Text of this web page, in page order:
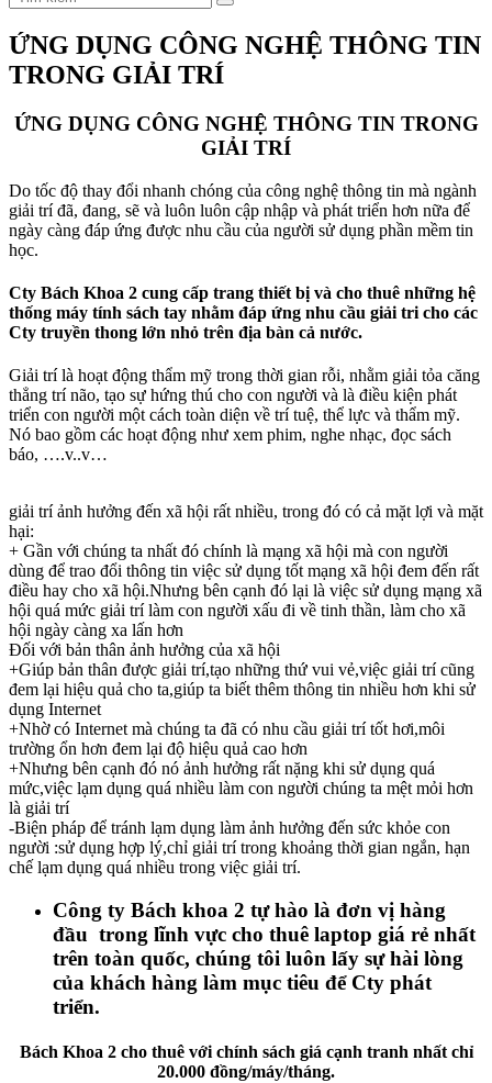
ỨNG DỤNG CÔNG NGHỆ THÔNG TIN
TRONG GIẢI TRÍ
ỨNG DỤNG CÔNG NGHỆ THÔNG TIN TRONG
GIẢI TRÍ
Do tốc độ thay đổi nhanh chóng của công nghệ thông tin mà ngành
giải trí đã, đang, sẽ và luôn luôn cập nhập và phát triển hơn nữa để
ngày càng đáp ứng được nhu cầu của người sử dụng phần mềm tin
học.
Cty Bách Khoa 2 cung cấp trang thiết bị và cho thuê những hệ
thống máy tính sách tay nhằm đáp ứng nhu cầu giải tri cho các
Cty truyền thong lớn nhỏ trên địa bàn cả nước.
Giải trí là hoạt động thẩm mỹ trong thời gian rỗi, nhằm giải tỏa căng
thẳng trí não, tạo sự hứng thú cho con người và là điều kiện phát
triển con người một cách toàn diện về trí tuệ, thể lực và thẩm mỹ.
Nó bao gồm các hoạt động như xem phim, nghe nhạc, đọc sách
báo, ….v..v…
giải trí ảnh hưởng đến xã hội rất nhiều, trong đó có cả mặt lợi và mặt
hại:
+ Gần với chúng ta nhất đó chính là mạng xã hội mà con người
dùng để trao đổi thông tin việc sử dụng tốt mạng xã hội đem đến rất
điều hay cho xã hội.Nhưng bên cạnh đó lại là việc sử dụng mạng xã
hội quá mức giải trí làm con người xấu đi về tinh thần, làm cho xã
hội ngày càng xa lấn hơn
Đối với bản thân ảnh hưởng của xã hội
+Giúp bản thân được giải trí,tạo những thứ vui vẻ,việc giải trí cũng
đem lại hiệu quả cho ta,giúp ta biết thêm thông tin nhiều hơn khi sử
dụng Internet
+Nhờ có Internet mà chúng ta đã có nhu cầu giải trí tốt hơi,môi
trường ổn hơn đem lại độ hiệu quả cao hơn
+Nhưng bên cạnh đó nó ảnh hưởng rất nặng khi sử dụng quá
mức,việc lạm dụng quá nhiều làm con người chúng ta mệt mỏi hơn
là giải trí
-Biện pháp để tránh lạm dụng làm ảnh hưởng đến sức khỏe con
người :sử dụng hợp lý,chỉ giải trí trong khoảng thời gian ngắn, hạn
chế lạm dụng quá nhiều trong việc giải trí.
Công ty Bách khoa 2 tự hào là đơn vị hàng
đầu trong lĩnh vực cho thuê laptop giá rẻ nhất
trên toàn quốc, chúng tôi luôn lấy sự hài lòng
của khách hàng làm mục tiêu để Cty phát
triển.
Bách Khoa 2 cho thuê với chính sách giá cạnh tranh nhất chỉ
20.000 đồng/máy/tháng.